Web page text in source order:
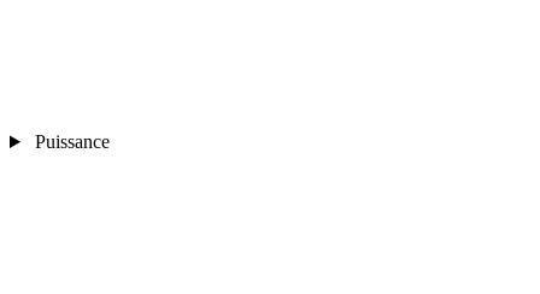
Puissance